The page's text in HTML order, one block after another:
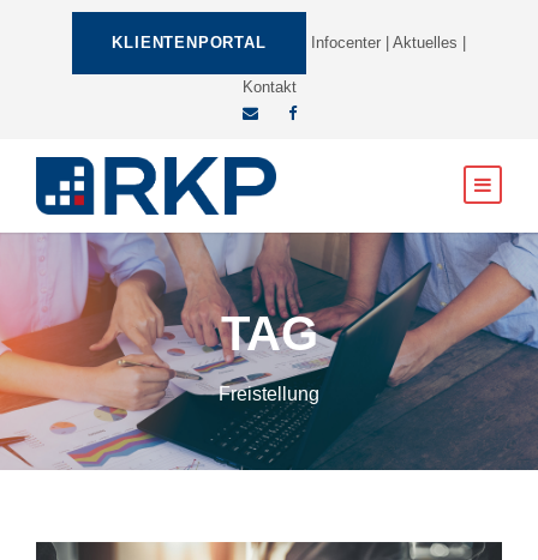
KLIENTENPORTAL Infocenter| Aktuelles
Kontakt
TAG
Freistellung